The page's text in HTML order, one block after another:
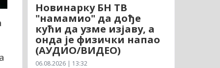
Новинарку БН ТВ
"намамио" да дође
кући да узме изјаву, а
онда је физички напао
(АУДИО/ВИДЕО)
06.08.2026 | 13:32